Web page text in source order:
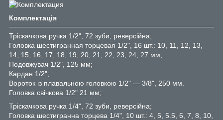
Комплектація
Тріскачкова ручка 1/2", 72 зуби, реверсійна;
Головка шестигранная торцевая 1/2", 16 шт.: 10, 11, 12, 13,
14, 15, 16, 17, 18, 19, 20, 21, 22, 23, 24, 27 мм;
Подовжувач 1/2", 125 мм;
Кардан 1/2";
Вороток із плавальною головкою 1/2" — 3/8", 250 мм.
Головка свічкова 1/2" 21 мм;
Тріскачкова ручка 1/4", 72 зуби, реверсійна;
Головка шестигранна торцева 1/4", 10 шт.: 4, 5, 5.5, 6, 7, 8, 10,